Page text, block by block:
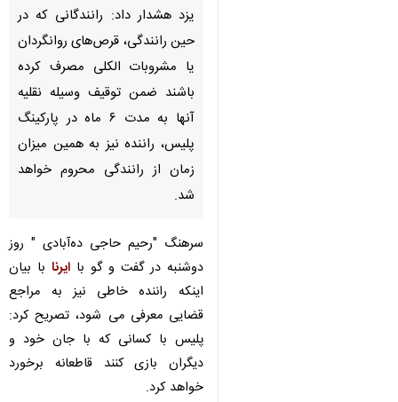
یزد- ایرنا - رئیس پلیس راه استان
یزد هشدار داد: رانندگانی که در
حین رانندگی، قرص‌های روانگردان
باشند ضمن توقیف وسیله نقلیه
آنها به مدت ۶ ماه در پارکینگ
پلیس، راننده نیز به همین میزان
زمان از رانندگی محروم خواهد
شد.
سرهنگ "رحیم حاجی ده‌آبادی " روز